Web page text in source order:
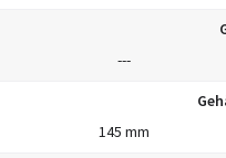
---
145 mm